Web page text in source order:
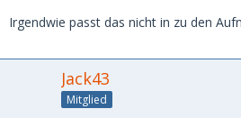
Irgendwie passt das nicht in zu den
Jack43
Mitglied